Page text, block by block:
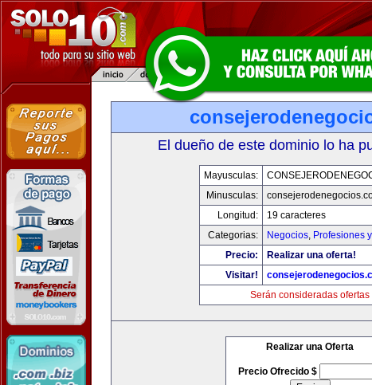
El dueño de este dominio lo ha
Mayusculas:
Minusculas:
Longitud:
19 caracteres
Categorias:
Negocios, Profesiones
Precio:
Realizar una oferta!
Visitar!
Serán consideradas ofertas
Realizar una Oferta
Precio Ofrecido $